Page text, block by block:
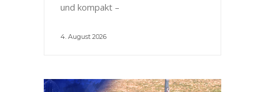
und kompakt –
4. August 2026